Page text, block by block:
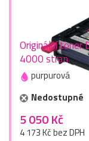
Originální
4000 stran
purpurová
Nedostupné
5 050 Kč
4 173 Kč bez DPH